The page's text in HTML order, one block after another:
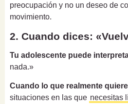
preocupación y no un deseo de
movimiento.
2. Cuando dices:
Tu adolescente puede
nada.»
Cuando lo que realmente
situaciones en las que necesitas